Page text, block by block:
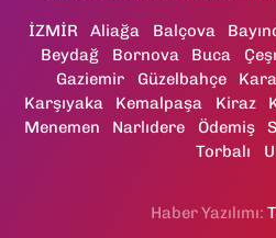
İZMİR Aliağa Balçova
Beydağ
Bornova Buca
Gaziemir
Güzelbahçe
Karşıyaka
Kemalpaşa Kiraz
Menemen
Narlıdere Ödemiş
Torbalı
Haber Yazılımı: